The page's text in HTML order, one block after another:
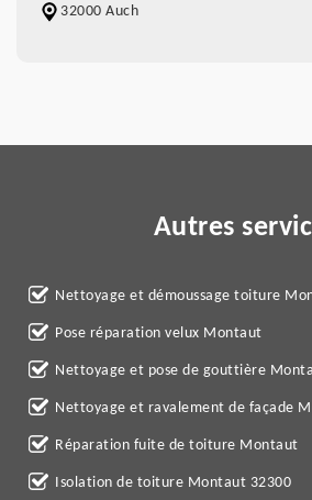
32000 Auch
Autres
Nettoyage et démoussage toiture
Pose réparation velux Montaut
Nettoyage et pose de gouttière
Nettoyage et ravalement de façade
Réparation fuite de toiture Montaut
Isolation de toiture Montaut 32300